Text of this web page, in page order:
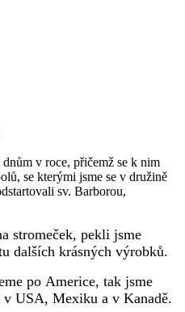
v roce, přičemž se k nim
se kterými jsme se v družině
sv. Barborou,
stromeček, pekli jsme
dalších krásných výrobků.
po Americe, tak jsme
v USA, Mexiku a v Kanadě.